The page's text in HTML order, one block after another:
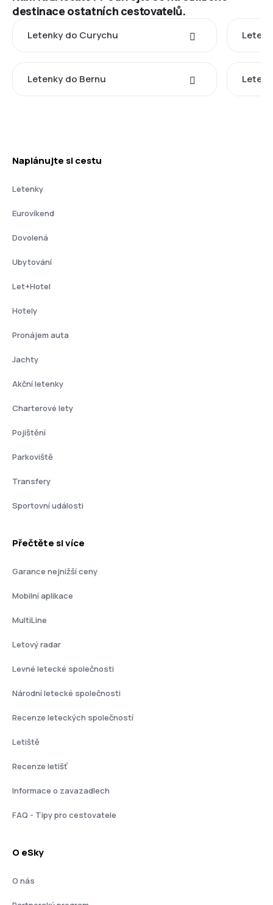
destinace ostatních cestovatelů.
Letenky do Curychu
Letenky do Bernu
Naplánujte si cestu
Letenky
Eurovíkend
Dovolená
Ubytování
Let+Hotel
Hotely
Pronájem auta
Jachty
Akční letenky
Charterové lety
Pojištění
Parkoviště
Transfery
Sportovní události
Přečtěte si více
Garance nejnižší ceny
Mobilní aplikace
MultiLine
Letový radar
Levné letecké společnosti
Národní letecké společnosti
Recenze leteckých společností
Letiště
Recenze letišť
Informace o zavazadlech
FAQ - Tipy pro cestovatele
O eSky
O nás